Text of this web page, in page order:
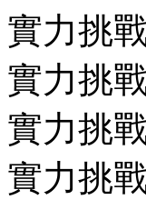
實力挑
實力挑
實力挑
實力挑